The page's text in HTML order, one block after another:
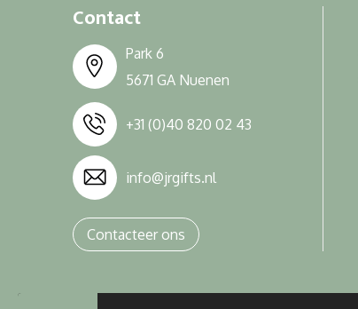
Contact
Park 6
5671 GA Nuenen
+31 (0)40 820 02 43
info@jrgifts.nl
Contacteer ons